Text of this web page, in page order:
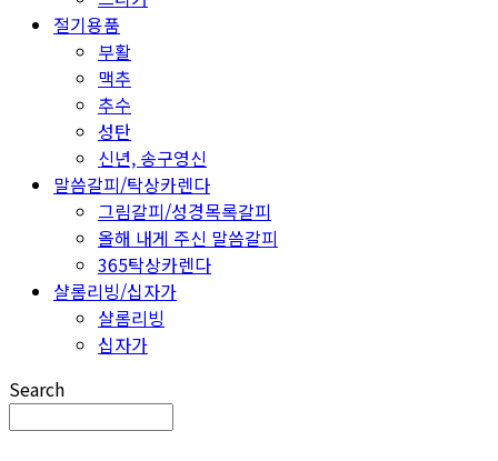
절기용품
부활
맥추
추수
성탄
신년, 송구영신
말씀갈피/탁상카렌다
그림갈피/성경목록갈피
올해 내게 주신 말씀갈피
365탁상카렌다
샬롬리빙/십자가
샬롬리빙
십자가
Search